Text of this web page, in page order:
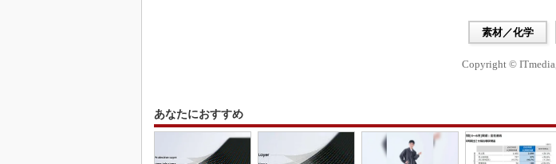
素材／化学
Copyright ©
あなたにおすすめ